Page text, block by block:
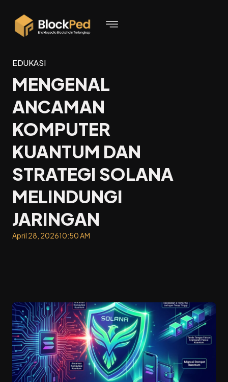
EDUKASI
MENGENAL
ANCAMAN
KOMPUTER
KUANTUM DAN
STRATEGI SOLANA
MELINDUNGI
JARINGAN
April 28, 202610:50 AM